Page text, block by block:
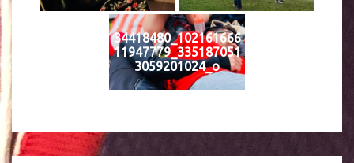
34418480_102161666
11947779_335187051
3059201024_o